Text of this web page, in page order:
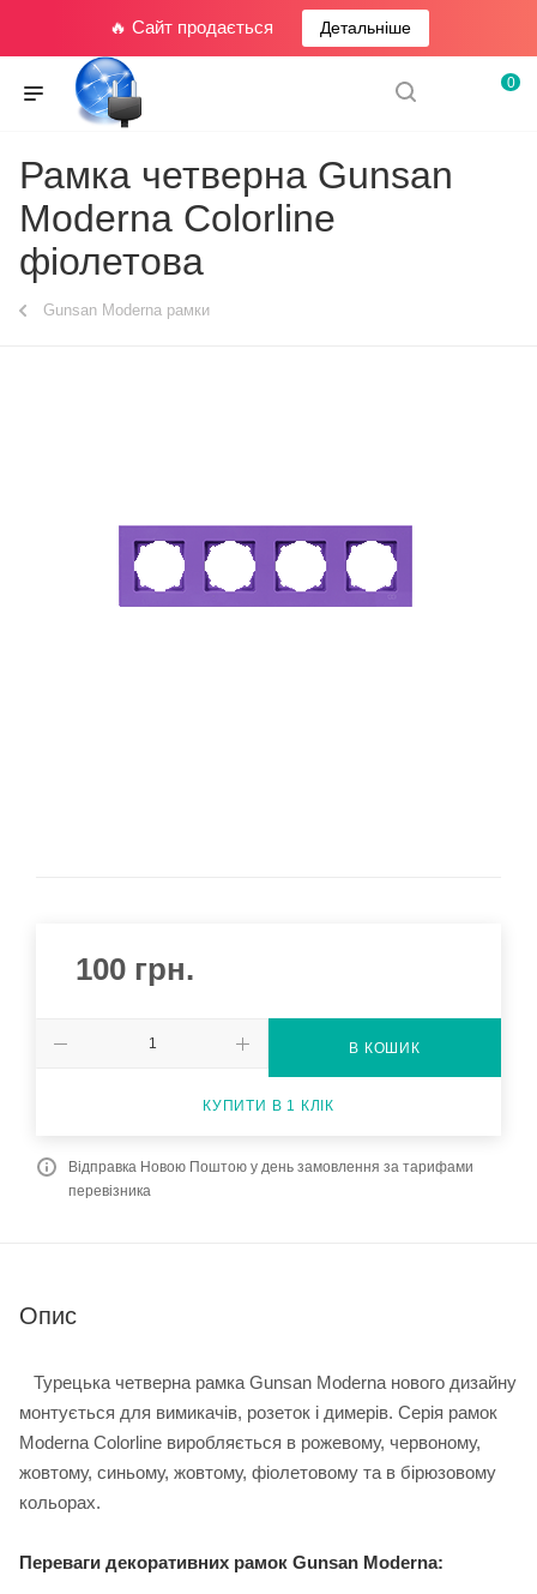
🔥 Сайт продається Детальніше
0
Рамка четверна Gunsan
Moderna Colorline
фіолетова
Gunsan Moderna рамки
100 грн.
В КОШИК
КУПИТИ В 1 КЛІК
Відправка Новою Поштою у день замовлення за тарифами
перевізника
Опис
Турецька четверна рамка Gunsan Moderna нового дизайну
монтується для вимикачів, розеток і димерів. Серія рамок
Moderna Colorline виробляється в рожевому, червоному,
жовтому, синьому, жовтому, фіолетовому та в бірюзовому
кольорах.
Переваги декоративних рамок Gunsan Moderna: